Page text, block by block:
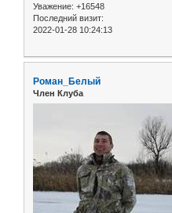
Уважение: +16548
Последний визит:
2022-01-28 10:24:13
Роман_Белый
Член Клуба